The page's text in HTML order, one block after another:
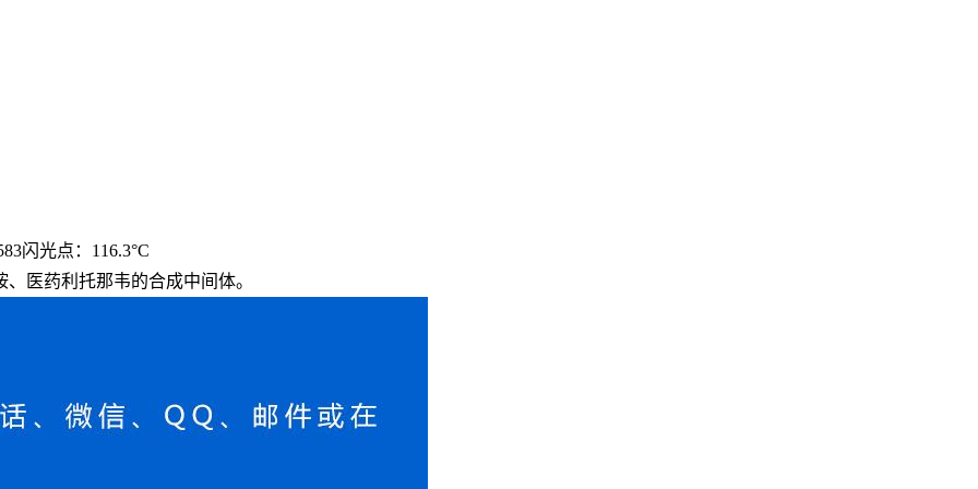
闪光点：116.3°C
医药利托那韦的合成中间体。